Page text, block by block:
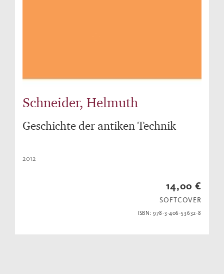
Schneider, Helmuth
Geschichte der antiken Technik
2012
14,00 €
SOFTCOVER
ISBN: 978-3-406-53632-8